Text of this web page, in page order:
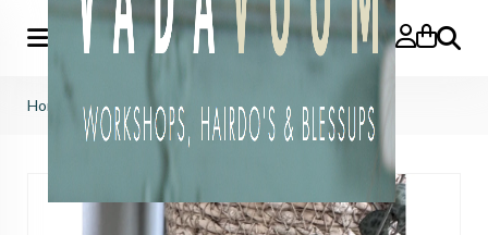
Zoeken
Home >elastiek gold